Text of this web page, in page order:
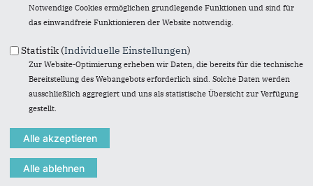
Seiten
3 5
Notwendige Cookies ermöglichen grundlegende Funktionen und sind für
das einwandfreie Funktionieren der Website notwendig.
Statistik (Individuelle Einstellungen)
Zur Website-Optimierung erheben wir Daten, die bereits für die technische
Bereitstellung des Webangebots erforderlich sind. Solche Daten werden
ausschließlich aggregiert und uns als statistische Übersicht zur Verfügung
gestellt.